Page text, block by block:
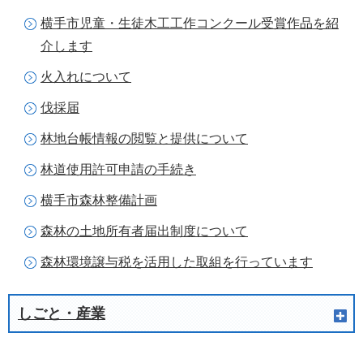
横手市児童・生徒木工工作コンクール受賞作品を紹
介します
火入れについて
伐採届
林地台帳情報の閲覧と提供について
林道使用許可申請の手続き
横手市森林整備計画
森林の土地所有者届出制度について
森林環境譲与税を活用した取組を行っています
しごと・産業